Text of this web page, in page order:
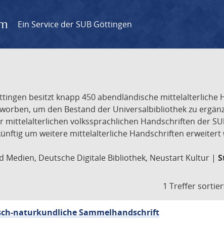
Ein Service der SUB Göttingen
besitzt knapp 450 abendländische
um den Bestand der Universalbibliothek zu
volkssprachlichen Handschriften der
um weitere mittelalterliche Handschriften erweitert
Deutsche Digitale Bibliothek, Neustart Kultur |
1 Treffer
naturkundliche Sammelhandschrift